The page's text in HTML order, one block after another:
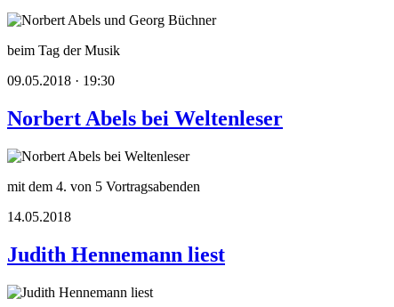
beim Tag der Musik
09.05.2018 · 19:30
Norbert Abels bei Weltenleser
mit dem 4. von 5 Vortragsabenden
14.05.2018
Judith Hennemann liest